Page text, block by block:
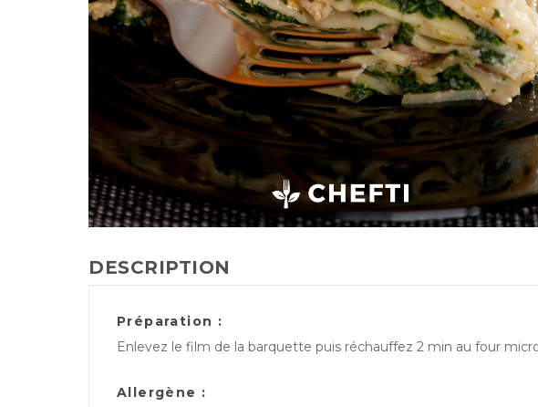
DESCRIPTION
Préparation :
Enlevez le film de la barquette puis réchauffez 2 min au four
Allergène :